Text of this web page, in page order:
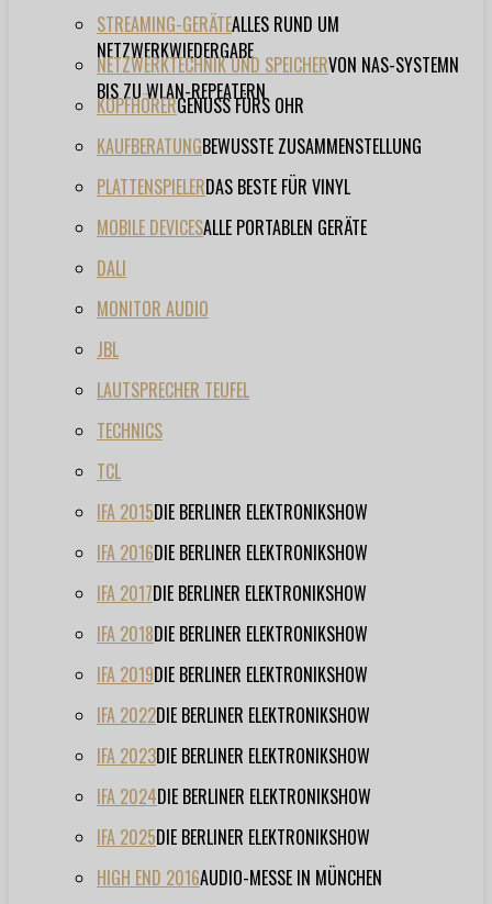
STREAMING-GERÄTEALLES RUND UM
NETZWERKWIEDERGABE
NETZWERKTECHNIK UND SPEICHERVON NAS-SYSTEMN
BIS ZU WLAN-REPEATERN
KOPFHÖRERGENUSS FÜRS OHR
KAUFBERATUNGBEWUSSTE ZUSAMMENSTELLUNG
PLATTENSPIELERDAS BESTE FÜR VINYL
MOBILE DEVICESALLE PORTABLEN GERÄTE
DALI
MONITOR AUDIO
JBL
LAUTSPRECHER TEUFEL
TECHNICS
TCL
IFA 2015DIE BERLINER ELEKTRONIKSHOW
IFA 2016DIE BERLINER ELEKTRONIKSHOW
IFA 2017DIE BERLINER ELEKTRONIKSHOW
IFA 2018DIE BERLINER ELEKTRONIKSHOW
IFA 2019DIE BERLINER ELEKTRONIKSHOW
IFA 2022DIE BERLINER ELEKTRONIKSHOW
IFA 2023DIE BERLINER ELEKTRONIKSHOW
IFA 2024DIE BERLINER ELEKTRONIKSHOW
IFA 2025DIE BERLINER ELEKTRONIKSHOW
HIGH END 2016AUDIO-MESSE IN MÜNCHEN